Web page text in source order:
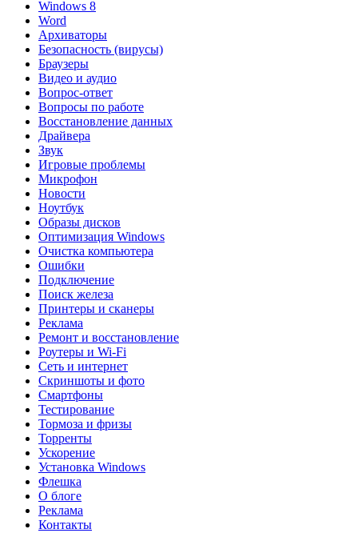
Windows 8
Word
Архиваторы
Безопасность (вирусы)
Браузеры
Видео и аудио
Вопрос-ответ
Вопросы по работе
Восстановление данных
Драйвера
Звук
Игровые проблемы
Микрофон
Новости
Ноутбук
Образы дисков
Оптимизация Windows
Очистка компьютера
Ошибки
Подключение
Поиск железа
Принтеры и сканеры
Реклама
Ремонт и восстановление
Роутеры и Wi-Fi
Сеть и интернет
Скриншоты и фото
Смартфоны
Тестирование
Тормоза и фризы
Торренты
Ускорение
Установка Windows
Флешка
О блоге
Реклама
Контакты